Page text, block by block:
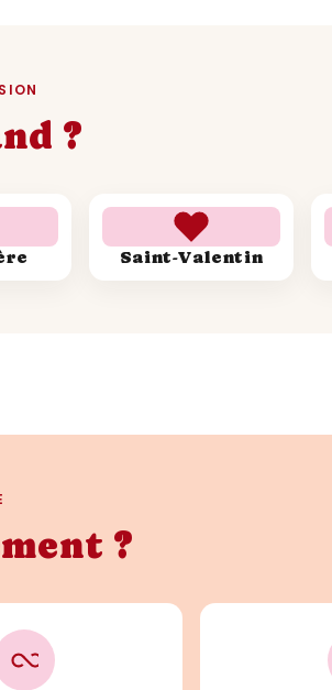
?
Saint-Valentin
?